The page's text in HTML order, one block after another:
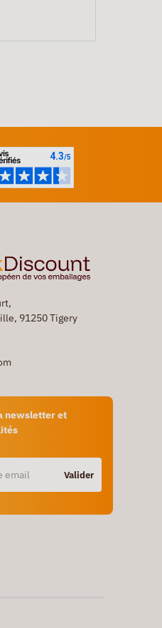
91250 Tigery
newsletter et
Valider